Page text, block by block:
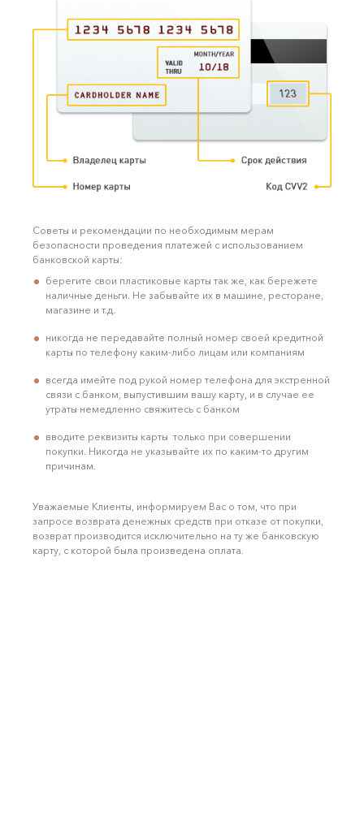
Советы и рекомендации по необходимым мерам
безопасности проведения платежей с использованием
банковской карты:
берегите свои пластиковые карты так же, как бережете
наличные деньги. Не забывайте их в машине, ресторане,
магазине и т.д.
никогда не передавайте полный номер своей кредитной
карты по телефону каким-либо лицам или компаниям
всегда имейте под рукой номер телефона для экстренной
связи с банком, выпустившим вашу карту, и в случае ее
утраты немедленно свяжитесь с банком
вводите реквизиты карты только при совершении
покупки. Никогда не указывайте их по каким-то другим
причинам.
Уважаемые Клиенты, информируем Вас о том, что при
запросе возврата денежных средств при отказе от покупки,
возврат производится исключительно на ту же банковскую
карту, с которой была произведена оплата.